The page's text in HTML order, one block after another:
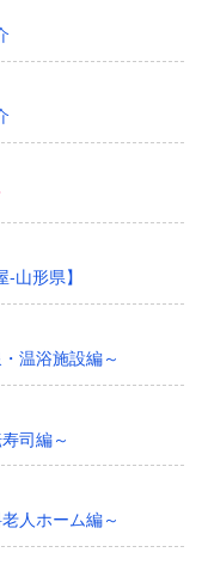
山形県】
温浴施設編～
司編～
人ホーム編～